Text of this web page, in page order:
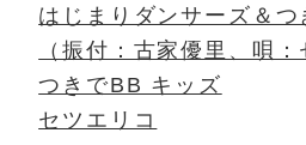
はじまりダンサーズ＆
（振付：古家優里、唄：
つきでBB キッズ
セツエリコ